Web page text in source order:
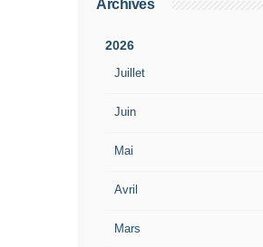
Archives
2026
Juillet
Juin
Mai
Avril
Mars